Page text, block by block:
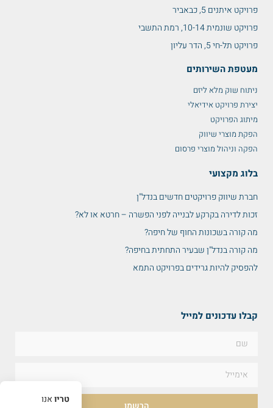
פרויקט איתנים 5, כבאביר
פרויקט שונמית 10-14, רמת התשבי
פרויקט תל-חי 5, הדר עליון
מעטפת השירותים
ניתוח שוק מלא ליזם
יצירת פרויקט אידיאלי
מיתוג הפרויקט
הפקת מוצרי שיווק
הפקה וניהול מוצרי פרסום
בלוג מקצועי
חברת שיווק פרויקטים חדשים בנדל"ן
זכות לדירה בקרקע לבנייה לפני הפשרה – חרטא או לא?
מה קורה בשכונות החוף של חיפה?
מה קורה בנדל"ן שבעיר התחתית בחיפה?
להפסיק להיות גרידים בפרויקט התמא
קבלו עדכונים למייל
טריואנו